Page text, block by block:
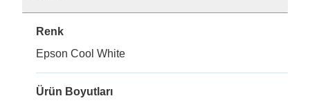
Renk
Epson Cool White
Ürün Boyutları